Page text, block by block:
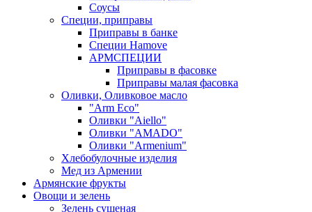
Соусы
Специи, приправы
Приправы в банке
Специи Hamove
АРМСПЕЦИИ
Приправы в фасовке
Приправы малая фасовка
Оливки, Оливковое масло
"Arm Eco"
Оливки "Aiello"
Оливки "AMADO"
Оливки "Armenium"
Хлебобулочные изделия
Мед из Армении
Армянские фрукты
Овощи и зелень
Зелень сушеная